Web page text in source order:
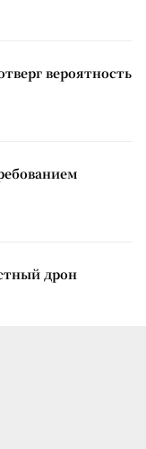
вероятность
дрон